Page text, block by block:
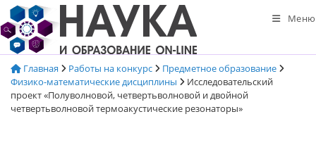
Перейти
к
содержимому
Меню
Главная Работы на конкурс
Предметное образование
Физико-математические дисциплины
Исследовательский
проект «Полуволновой, четвертьволновой и двойной
четвертьволновой термоакустические резонаторы»